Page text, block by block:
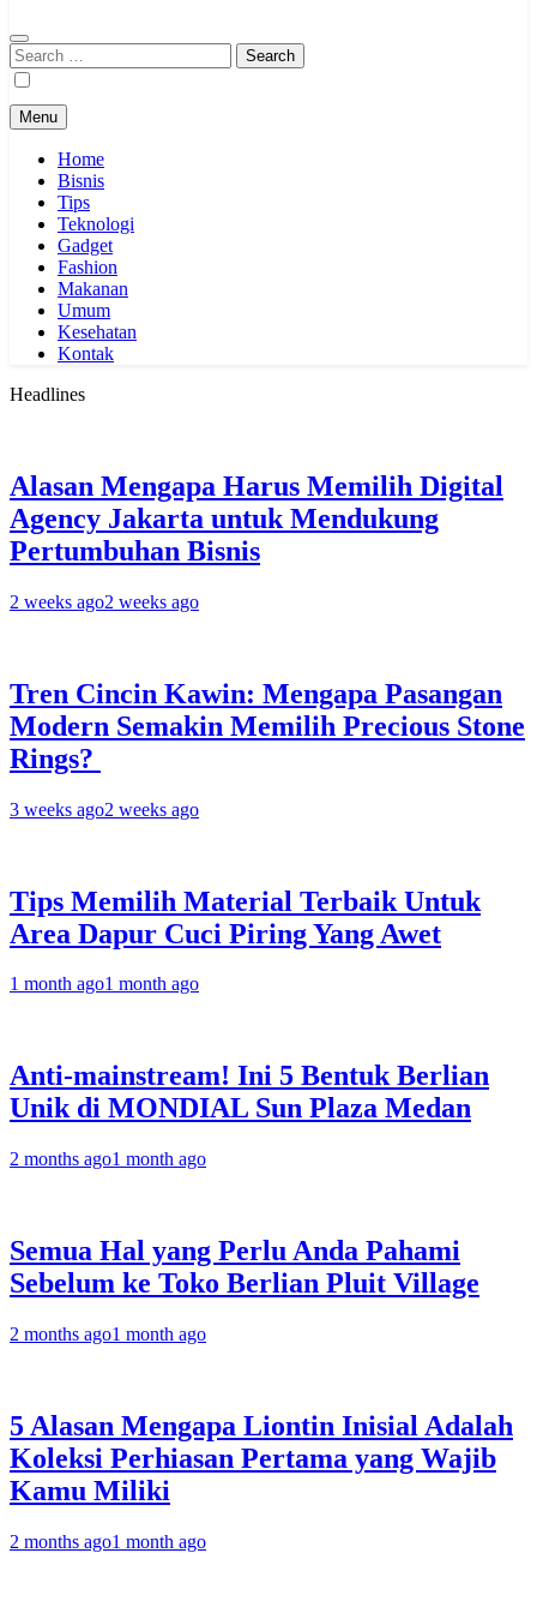
Search
for:
Menu
Home
Bisnis
Tips
Teknologi
Gadget
Fashion
Makanan
Umum
Kesehatan
Kontak
Headlines
Alasan Mengapa Harus Memilih Digital
Agency Jakarta untuk Mendukung
Pertumbuhan Bisnis
2 weeks ago2 weeks ago
Tren Cincin Kawin: Mengapa Pasangan
Modern Semakin Memilih Precious Stone
Rings?
3 weeks ago2 weeks ago
Tips Memilih Material Terbaik Untuk
Area Dapur Cuci Piring Yang Awet
1 month ago1 month ago
Anti-mainstream! Ini 5 Bentuk Berlian
Unik di MONDIAL Sun Plaza Medan
2 months ago1 month ago
Semua Hal yang Perlu Anda Pahami
Sebelum ke Toko Berlian Pluit Village
2 months ago1 month ago
5 Alasan Mengapa Liontin Inisial Adalah
Koleksi Perhiasan Pertama yang Wajib
Kamu Miliki
2 months ago1 month ago